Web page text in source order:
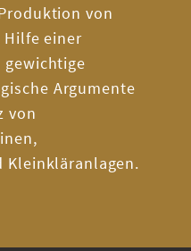
von
Hilfe einer
gewichtige
Argumente
von
Kleinkläranlagen.